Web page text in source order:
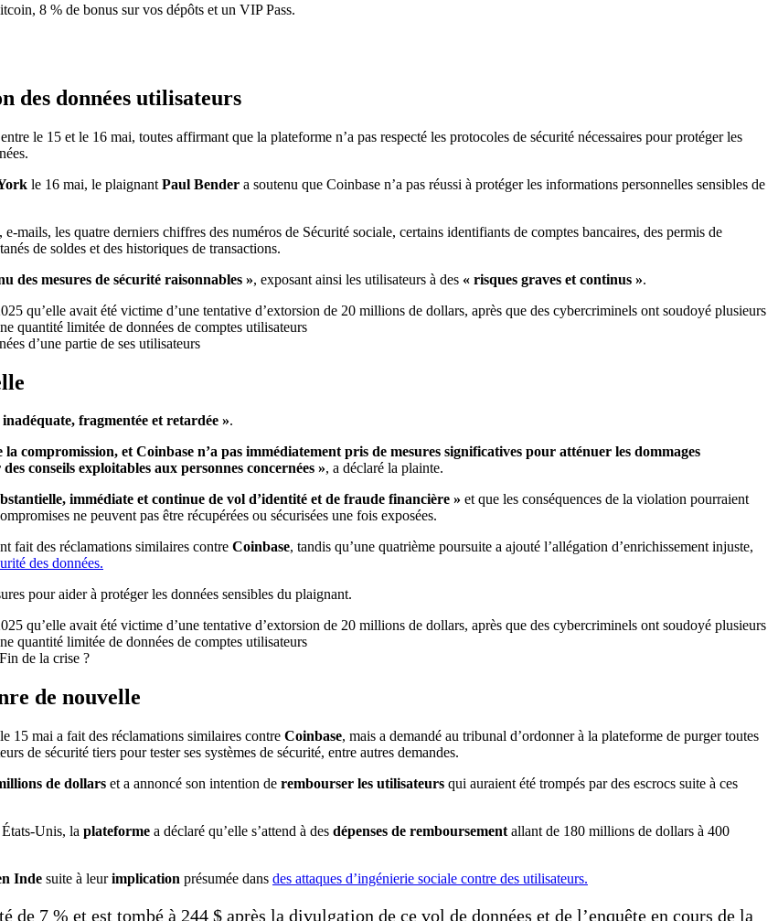
8 % de bonus sur vos dépôts et un VIP Pass.
des données utilisateurs
entre le 15 et le 16 mai, toutes affirmant que la plateforme n’a pas respecté les protocoles de sécurité nécessaires pour protéger les
le 16 mai, le plaignant Paul Bender a soutenu que Coinbase n’a pas réussi à protéger les informations personnelles sensibles de
mails, les quatre derniers chiffres des numéros de Sécurité sociale, certains identifiants de comptes bancaires, des permis de
de soldes et des historiques de transactions.
des mesures de sécurité raisonnables », exposant ainsi les utilisateurs à des « risques graves et continus ».
d’une partie de ses utilisateurs
inadéquate, fragmentée et retardée ».
compromission, et Coinbase n’a pas immédiatement pris de mesures significatives pour atténuer les dommages
conseils exploitables aux personnes concernées », a déclaré la plainte.
immédiate et continue de vol d’identité et de fraude financière » et que les conséquences de la violation pourraient
ne peuvent pas être récupérées ou sécurisées une fois exposées.
fait des réclamations similaires contre Coinbase, tandis qu’une quatrième poursuite a ajouté l’allégation d’enrichissement injuste,
des données.
pour aider à protéger les données sensibles du plaignant.
de la crise ?
de nouvelle
le 15 mai a fait des réclamations similaires contre Coinbase, mais a demandé au tribunal d’ordonner à la plateforme de purger toutes
de sécurité tiers pour tester ses systèmes de sécurité, entre autres demandes.
de dollars et a annoncé son intention de rembourser les utilisateurs qui auraient été trompés par des escrocs suite à ces
Unis, la plateforme a déclaré qu’elle s’attend à des dépenses de remboursement allant de 180 millions de dollars à 400
Inde suite à leurimplication présumée dans des attaques d’ingénierie sociale contre des utilisateurs.
7 % et est tombé à 244 $ après la divulgation de ce vol de données et de l’enquête en cours de la